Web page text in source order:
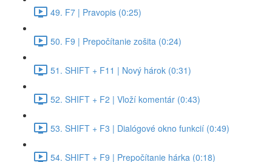
49. F7 | Pravopis (0:25)
50. F9 | Prepočítanie zošita (0:24)
51. SHIFT + F11 | Nový hárok (0:31)
52. SHIFT + F2 | Vloží komentár (0:43)
53. SHIFT + F3 | Dialógové okno funkcií (0:49)
54. SHIFT + F9 | Prepočítanie hárka (0:18)